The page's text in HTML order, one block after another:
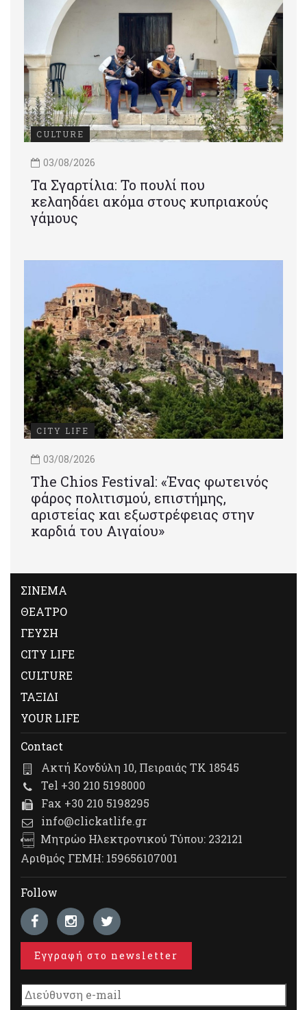
CULTURE
03/08/2026
Τα Σγαρτίλια: Το πουλί που
κελαηδάει ακόμα στους κυπριακούς
γάμους
CITY LIFE
03/08/2026
Τhe Chios Festival: «Ένας φωτεινός
φάρος πολιτισμού, επιστήμης,
αριστείας και εξωστρέφειας στην
καρδιά του Αιγαίου»
ΣΙΝΕΜΑ
ΘΕΑΤΡΟ
ΓΕΥΣΗ
CITY LIFE
CULTURE
ΤΑΞΙΔΙ
YOUR LIFE
Contact
Ακτή Κονδύλη 10, Πειραιάς ΤΚ 18545
Tel +30 210 5198000
Fax +30 210 5198295
info@clickatlife.gr
Μητρώο Ηλεκτρονικού Τύπου: 232121
Αριθμός ΓΕΜΗ: 159656107001
Follow
Εγγραφή στο newsletter